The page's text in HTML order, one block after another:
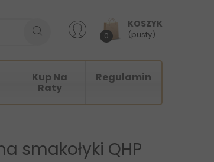
KOSZYK
0 (pusty)
Kup Na
Raty
Regulamin
smakołyki QHP